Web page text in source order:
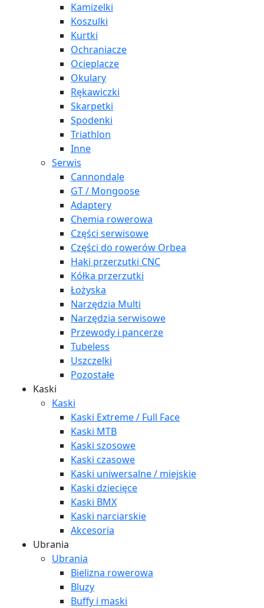
Kamizelki
Koszulki
Kurtki
Ochraniacze
Ocieplacze
Okulary
Rękawiczki
Skarpetki
Spodenki
Triathlon
Inne
Serwis
Cannondale
GT / Mongoose
Adaptery
Chemia rowerowa
Części serwisowe
Części do rowerów Orbea
Haki przerzutki CNC
Kółka przerzutki
Łożyska
Narzędzia Multi
Narzędzia serwisowe
Przewody i pancerze
Tubeless
Uszczelki
Pozostałe
Kaski
Kaski
Kaski Extreme / Full Face
Kaski MTB
Kaski szosowe
Kaski czasowe
Kaski uniwersalne / miejskie
Kaski dziecięce
Kaski BMX
Kaski narciarskie
Akcesoria
Ubrania
Ubrania
Bielizna rowerowa
Bluzy
Buffy i maski